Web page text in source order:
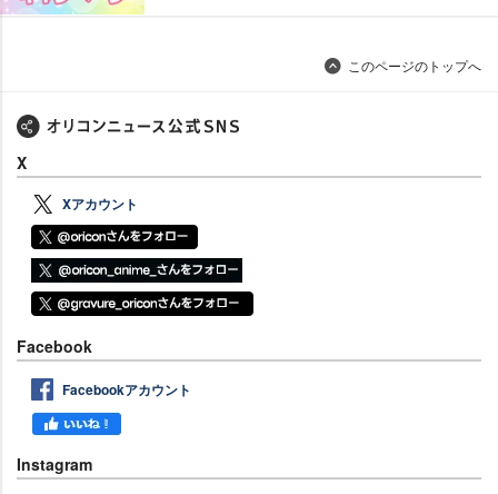
このページのトップへ
X
Xアカウント
Facebook
Facebookアカウント
Instagram